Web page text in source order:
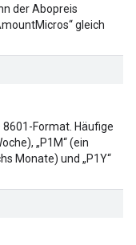
der Abopreis
gleich
Format. Häufige
„P1M“ (ein
Monate) und „P1Y“